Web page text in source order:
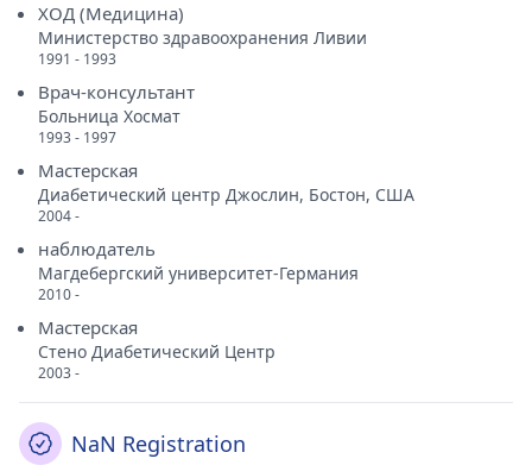
ХОД (Медицина)
Министерство здравоохранения Ливии
1991 - 1993
Врач-консультант
Больница Хосмат
1993 - 1997
Мастерская
Диабетический центр Джослин, Бостон, США
2004 -
наблюдатель
Магдебергский университет-Германия
2010 -
Мастерская
Стено Диабетический Центр
2003 -
NaN Registration